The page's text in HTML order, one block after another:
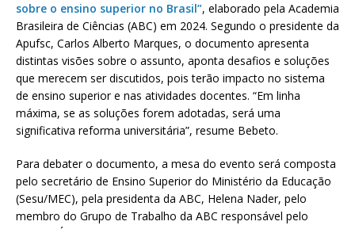
sobre o ensino superior no Brasil”, elaborado pela Academia
Brasileira de Ciências (ABC) em 2024. Segundo o presidente da
Apufsc, Carlos Alberto Marques, o documento apresenta
distintas visões sobre o assunto, aponta desafios e soluções
que merecem ser discutidos, pois terão impacto no sistema
de ensino superior e nas atividades docentes. “Em linha
máxima, se as soluções forem adotadas, será uma
significativa reforma universitária”, resume Bebeto.
Para debater o documento, a mesa do evento será composta
pelo secretário de Ensino Superior do Ministério da Educação
(Sesu/MEC), pela presidenta da ABC, Helena Nader, pelo
membro do Grupo de Trabalho da ABC responsável pelo